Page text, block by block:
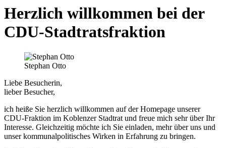
Herzlich willkommen bei der
CDU-Stadtratsfraktion
Stephan Otto
Liebe Besucherin,
lieber Besucher,
ich heiße Sie herzlich willkommen auf der Homepage unserer
CDU-Fraktion im Koblenzer Stadtrat und freue mich sehr über Ihr
Interesse. Gleichzeitig möchte ich Sie einladen, mehr über uns und
unser kommunalpolitisches Wirken in Erfahrung zu bringen.